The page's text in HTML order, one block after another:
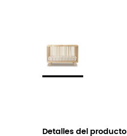
Detalles del producto